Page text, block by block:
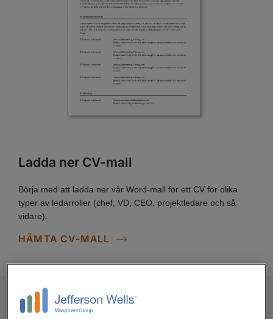
Ladda ner CV-mall
Börja med att ladda ner vår Word-mall för ett CV för olika
typer av ledarroller (chef, VD, CEO, projektledare och så
vidare).
HÄMTA CV-MALL
Så skriver du ett chefs-CV